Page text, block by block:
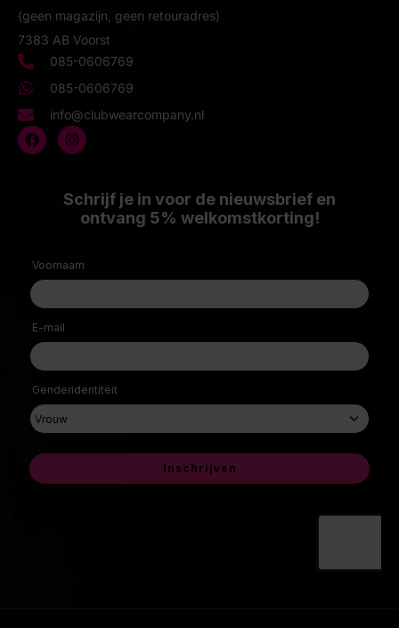
(geen magazijn, geen retouradres)
7383 AB Voorst
085-0606769
085-0606769
info@clubwearcompany.nl